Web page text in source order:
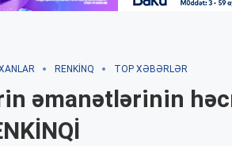
RENKINQ TOP XƏBƏRLƏR
əmanətlərinin